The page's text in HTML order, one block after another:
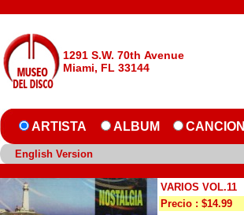
1291 S.W. 70th Avenue
Miami, FL 33144
ARTISTA ALBUM CANCION
English Version
VARIOS VOL.11
Precio : $14.99